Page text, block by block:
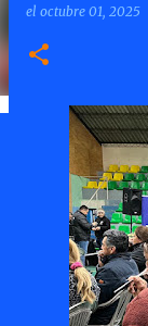
el octubre 01, 2025